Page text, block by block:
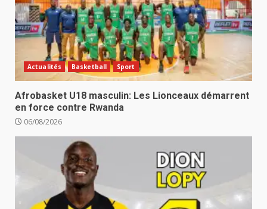
Actualités Basketball Sport
Afrobasket U18 masculin: Les Lionceaux démarrent
en force contre Rwanda
06/08/2026